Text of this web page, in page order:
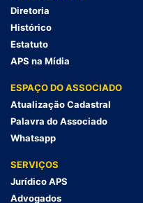
Diretoria
Histórico
Estatuto
APS na Mídia
ESPAÇO DO ASSOCIADO
Atualização Cadastral
Palavra do Associado
Whatsapp
SERVIÇOS
Jurídico APS
Advogados